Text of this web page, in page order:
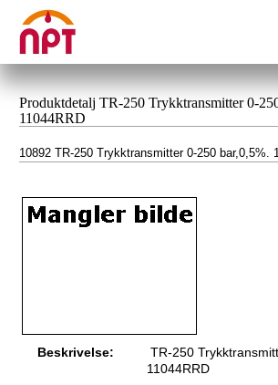
Produktdetalj TR-250 Trykktransmitter 0-
11044RRD
10892 TR-250 Trykktransmitter 0-250 bar,0,5%.
Beskrivelse:
TR-250
11044RRD